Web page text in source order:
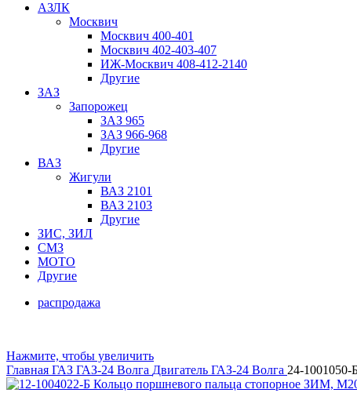
АЗЛК
Москвич
Москвич 400-401
Москвич 402-403-407
ИЖ-Москвич 408-412-2140
Другие
ЗАЗ
Запорожец
ЗАЗ 965
ЗАЗ 966-968
Другие
ВАЗ
Жигули
ВАЗ 2101
ВАЗ 2103
Другие
ЗИС, ЗИЛ
СМЗ
МОТО
Другие
распродажа
Нажмите, чтобы увеличить
Главная ГАЗ ГАЗ-24 Волга Двигатель ГАЗ-24 Волга 24-1001050-